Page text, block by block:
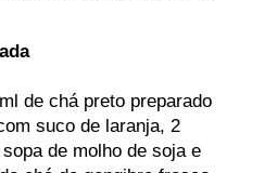
de chá preto preparado
suco de laranja, 2
de molho de soja e